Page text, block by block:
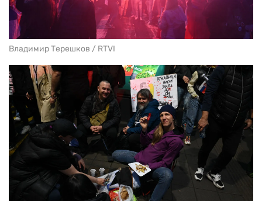
Владимир Терешков / RTVI